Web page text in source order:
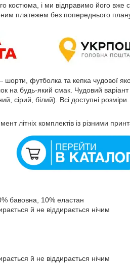
костюма, і ми відправимо його
платежем без попереднього
футболка та кепка чудової
на будь-який смак. Чудовий
сірий, білий). Всі доступні
літніх комплектів із різними
бавовна, 10% еластан
й не віддирається нічим
й не віддирається нічим